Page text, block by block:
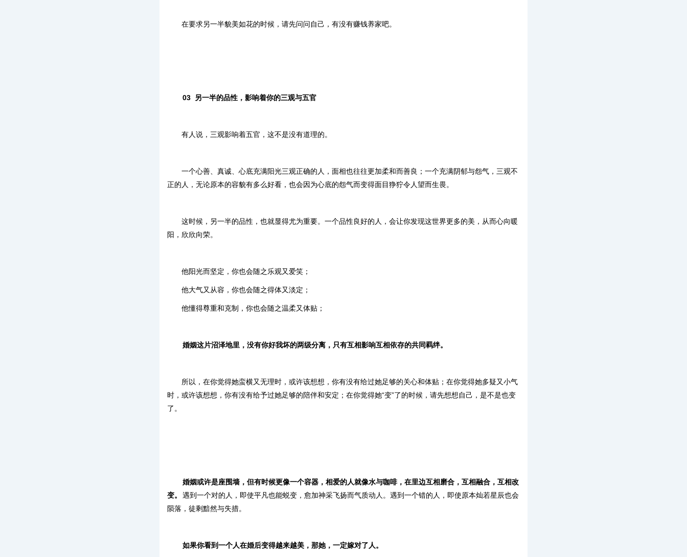
在要求另一半貌美如花的时候，请先问问自己，有没有赚钱养家吧。
03 另一半的品性，影响着你的三观与五官
有人说，三观影响着五官，这不是没有道理的。
一个心善、真诚、心底充满阳光三观正确的人，面相也往往更加柔和而善良；一个充满阴郁与怨气，三观不
正的人，无论原本的容貌有多么好看，也会因为心底的怨气而变得面目狰狞令人望而生畏。
这时候，另一半的品性，也就显得尤为重要。一个品性良好的人，会让你发现这世界更多的美，从而心向暖
阳，欣欣向荣。
他阳光而坚定，你也会随之乐观又爱笑；
他大气又从容，你也会随之得体又淡定；
他懂得尊重和克制，你也会随之温柔又体贴；
婚姻这片沼泽地里，没有你好我坏的两级分离，只有互相影响互相依存的共同羁绊。
所以，在你觉得她蛮横又无理时，或许该想想，你有没有给过她足够的关心和体贴；在你觉得她多疑又小气
时，或许该想想，你有没有给予过她足够的陪伴和安定；在你觉得她“变”了的时候，请先想想自己，是不是也变
了。
婚姻或许是座围墙，但有时候更像一个容器，相爱的人就像水与咖啡，在里边互相磨合，互相融合，互相改
变。
遇到一个对的人，即使平凡也能蜕变，愈加神采飞扬而气质动人。遇到一个错的人，即使原本灿若星辰也会
陨落，徒剩黯然与失措。
如果你看到一个人在婚后变得越来越美，那她，一定嫁对了人。